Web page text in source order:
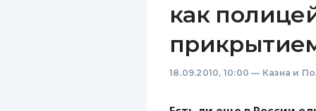
как
18.09.2010, 10:00 — Казна и